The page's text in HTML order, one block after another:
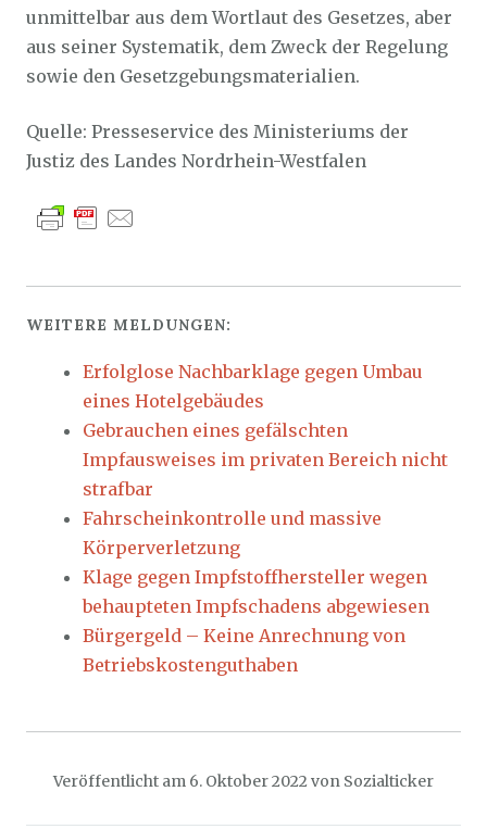
unmittelbar aus dem Wortlaut des Gesetzes, aber
aus seiner Systematik, dem Zweck der Regelung
sowie den Gesetzgebungsmaterialien.
Quelle: Presseservice des Ministeriums der
Justiz des Landes Nordrhein-Westfalen
WEITERE MELDUNGEN:
Erfolglose Nachbarklage gegen Umbau
eines Hotelgebäudes
Gebrauchen eines gefälschten
Impfausweises im privaten Bereich nicht
strafbar
Fahrscheinkontrolle und massive
Körperverletzung
Klage gegen Impfstoffhersteller wegen
behaupteten Impfschadens abgewiesen
Bürgergeld – Keine Anrechnung von
Betriebskostenguthaben
Veröffentlicht am 6. Oktober 2022 von Sozialticker